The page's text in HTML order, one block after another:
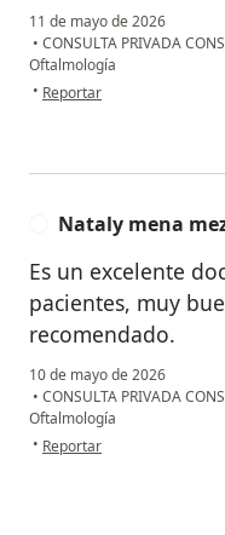
11 de mayo de 2026
• CONSULTA PRIVADA
Oftalmología
• en opinión del usuario
Reportar
Nataly mena
Es un excelente
pacientes, muy
recomendado.
10 de mayo de 2026
• CONSULTA PRIVADA
Oftalmología
• en opinión del usuario
Reportar